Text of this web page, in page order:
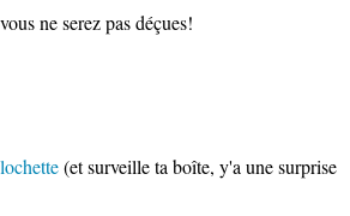
ne serez pas déçues!
(et surveille ta boîte, y'a une surprise